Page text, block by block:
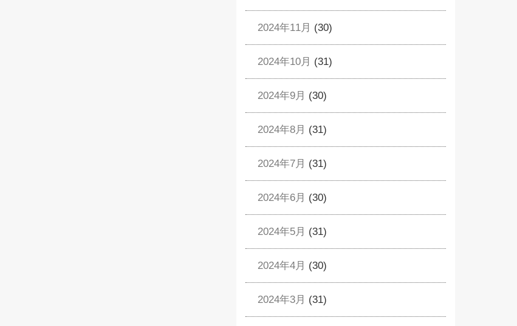
2024年11月 (30)
2024年10月 (31)
2024年9月 (30)
2024年8月 (31)
2024年7月 (31)
2024年6月 (30)
2024年5月 (31)
2024年4月 (30)
2024年3月 (31)